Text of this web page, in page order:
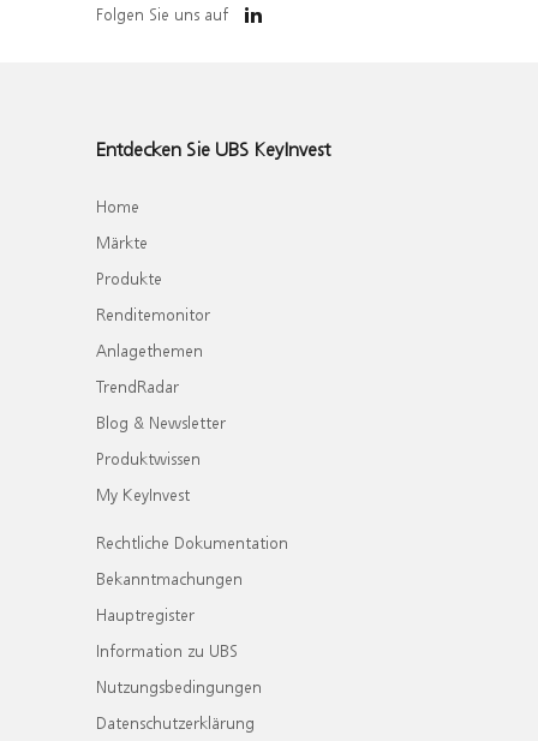
Folgen Sie uns auf
Entdecken Sie UBS KeyInvest
Home
Märkte
Produkte
Renditemonitor
Anlagethemen
TrendRadar
Blog & Newsletter
Produktwissen
My KeyInvest
Rechtliche Dokumentation
Bekanntmachungen
Hauptregister
Information zu UBS
Nutzungsbedingungen
Datenschutzerklärung